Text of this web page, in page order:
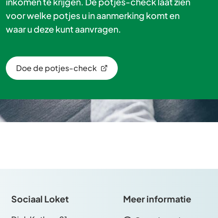
voor welke potjes u in aanmerking komt en
waar u deze kunt aanvragen.
Doe de potjes-check
(Verwijst
een
externe
website)
Sociaal Loket Meer informatie